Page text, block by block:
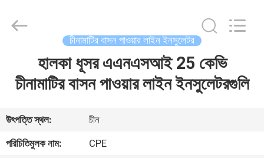
আমাদের
Power
Electric
চীনামাটির বাসন পাওয়ার লাইন ইনসুলেটর
হালকা ধূসর এএনএসআই 25 কেভি
চীনামাটির বাসন পাওয়ার লাইন ইনসুলেটরগুলি
উৎপত্তি স্থল:
চীন
পরিচিতিমুলক নাম:
CPE